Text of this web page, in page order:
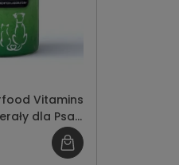
dla Psa i